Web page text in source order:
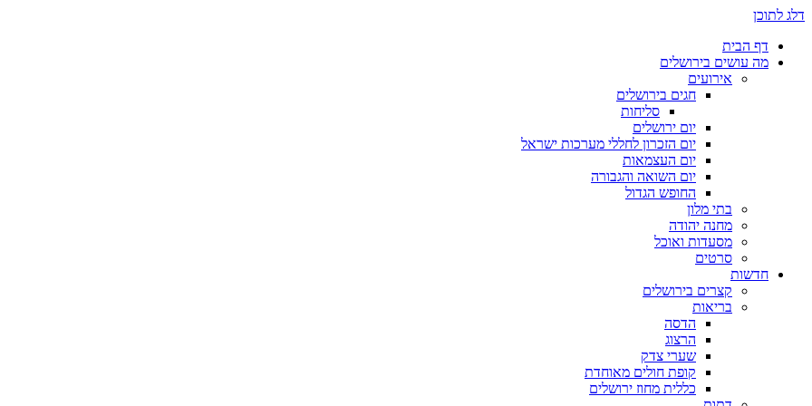
דלג לתוכן
דף הבית
מה עושים בירושלים
אירועים
חגים בירושלים
סליחות
יום ירושלים
יום הזכרון לחללי מערכות ישראל
יום העצמאות
יום השואה והגבורה
החופש הגדול
בתי מלון
מחנה יהודה
מסעדות ואוכל
סרטים
חדשות
קצרים בירושלים
בריאות
הדסה
הרצוג
שערי צדק
קופת חולים מאוחדת
כללית מחוז ירושלים